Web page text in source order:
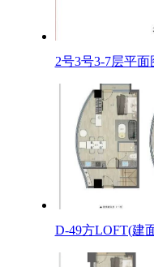
2号3号3-7层平面
D-49方LOFT(建